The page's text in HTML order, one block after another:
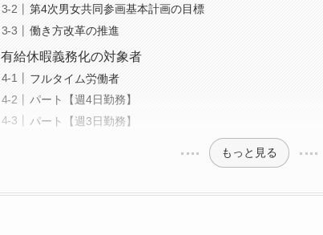
第4次男女共同参画基本計画の目標
働き方改革の推進
有給休暇義務化の対象者
フルタイム労働者
パート【週4日勤務】
パート【週3日勤務】
もっと見る